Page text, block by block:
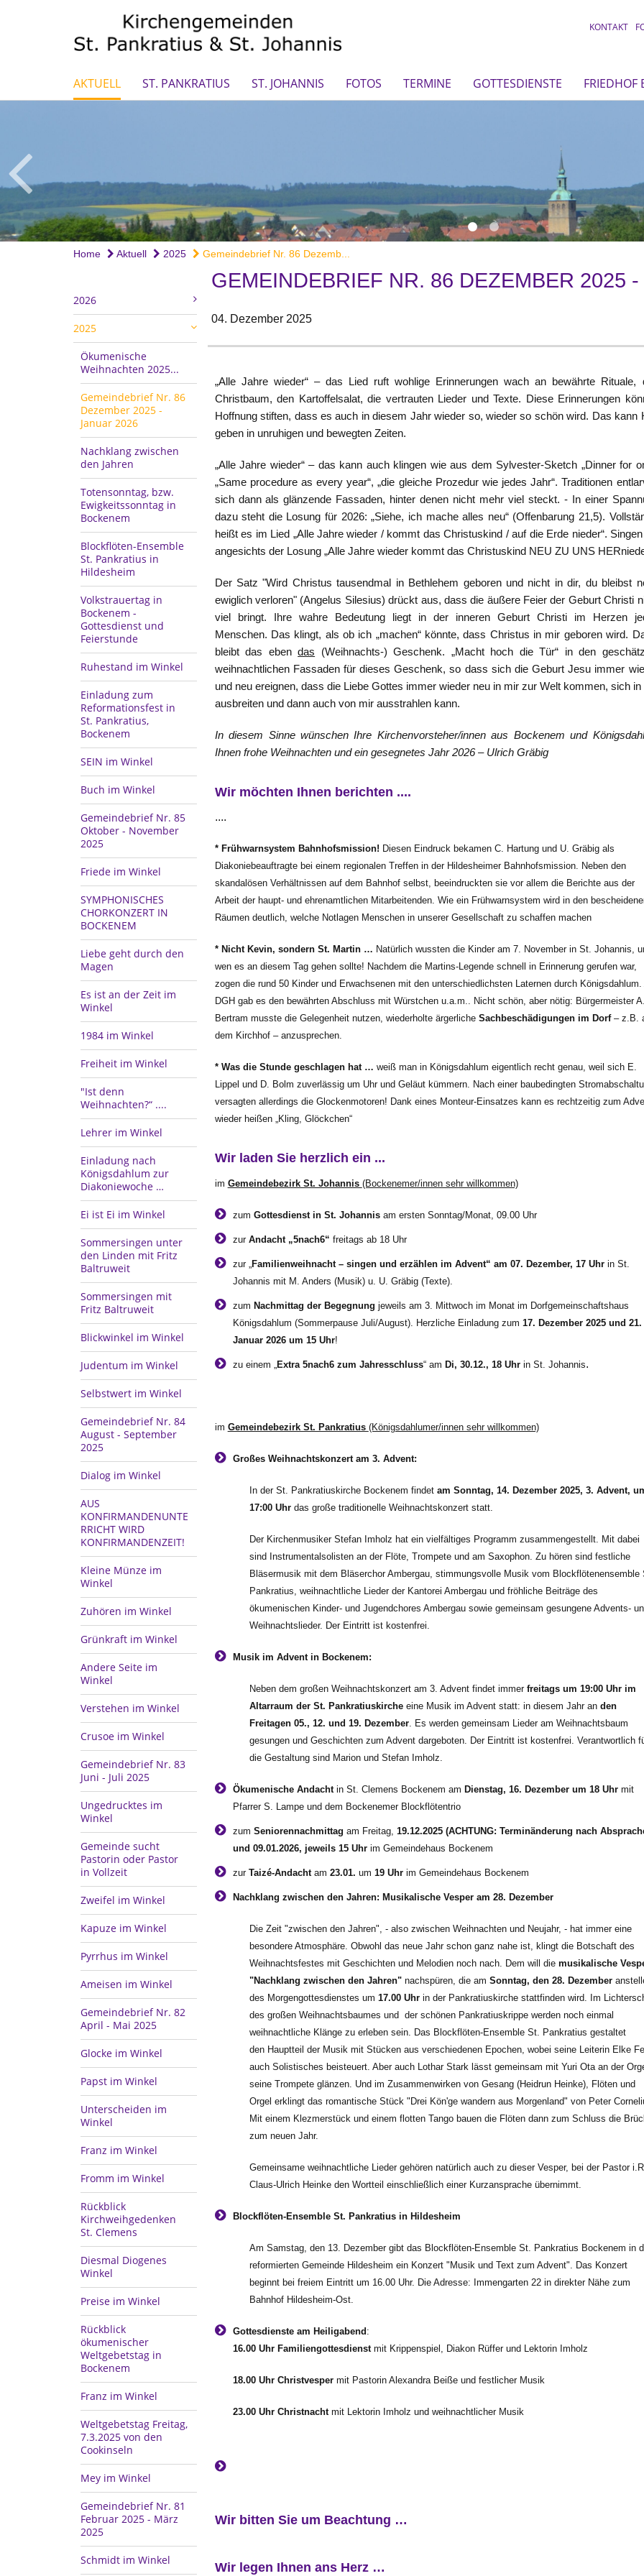
KONTAKT
AKTUELL ST. PANKRATIUS ST. JOHANNIS FOTOS TERMINE GOTTESDIENSTE FRIEDHOF
Home Aktuell 2025 Gemeindebrief Nr. 86 Dezemb...
2026
2025
Ökumenische
Weihnachten 2025...
Gemeindebrief Nr. 86
Dezember 2025 -
Januar 2026
Nachklang zwischen
den Jahren
Totensonntag, bzw.
Ewigkeitssonntag in
Bockenem
Blockflöten-Ensemble
St. Pankratius in
Hildesheim
Volkstrauertag in
Bockenem -
Gottesdienst und
Feierstunde
Ruhestand im Winkel
Einladung zum
Reformationsfest in
St. Pankratius,
Bockenem
SEIN im Winkel
Buch im Winkel
Gemeindebrief Nr. 85
Oktober - November
2025
Friede im Winkel
SYMPHONISCHES
CHORKONZERT IN
BOCKENEM
Liebe geht durch den
Magen
Es ist an der Zeit im
Winkel
1984 im Winkel
Freiheit im Winkel
"Ist denn
Weihnachten?“ ....
Lehrer im Winkel
Einladung nach
Königsdahlum zur
Diakoniewoche …
Ei ist Ei im Winkel
Sommersingen unter
den Linden mit Fritz
Baltruweit
Sommersingen mit
Fritz Baltruweit
Blickwinkel im Winkel
Judentum im Winkel
Selbstwert im Winkel
Gemeindebrief Nr. 84
August - September
2025
Dialog im Winkel
AUS
KONFIRMANDENUNTE
RRICHT WIRD
KONFIRMANDENZEIT!
Kleine Münze im
Winkel
Zuhören im Winkel
Grünkraft im Winkel
Andere Seite im
Winkel
Verstehen im Winkel
Crusoe im Winkel
Gemeindebrief Nr. 83
Juni - Juli 2025
Ungedrucktes im
Winkel
Gemeinde sucht
Pastorin oder Pastor
in Vollzeit
Zweifel im Winkel
Kapuze im Winkel
Pyrrhus im Winkel
Ameisen im Winkel
Gemeindebrief Nr. 82
April - Mai 2025
Glocke im Winkel
Papst im Winkel
Unterscheiden im
Winkel
Franz im Winkel
Fromm im Winkel
Rückblick
Kirchweihgedenken
St. Clemens
Diesmal Diogenes
Winkel
Preise im Winkel
Rückblick
ökumenischer
Weltgebetstag in
Bockenem
Franz im Winkel
Weltgebetstag Freitag,
7.3.2025 von den
Cookinseln
Mey im Winkel
Gemeindebrief Nr. 81
Februar 2025 - März
2025
Schmidt im Winkel
GEMEINDEBRIEF NR. 86 DEZEMBER 2025
04. Dezember 2025
„Alle Jahre wieder“ – das Lied ruft wohlige Erinnerungen wach an bewährte Rituale,
Christbaum, den Kartoffelsalat, die vertrauten Lieder und Texte. Diese Erinnerungen
Hoffnung stiften, dass es auch in diesem Jahr wieder so, wieder so schön wird. Das kann
geben in unruhigen und bewegten Zeiten.
„Alle Jahre wieder“ – das kann auch klingen wie aus dem Sylvester-Sketch „Dinner for
„Same procedure as every year“, „die gleiche Prozedur wie jedes Jahr“. Traditionen
sich dann als glänzende Fassaden, hinter denen nicht mehr viel steckt. - In einer
dazu steht die Losung für 2026: „Siehe, ich mache alles neu“ (Offenbarung 21,5).
heißt es im Lied „Alle Jahre wieder / kommt das Christuskind / auf die Erde nieder“.
angesichts der Losung „Alle Jahre wieder kommt das Christuskind NEU ZU UNS
Der Satz "Wird Christus tausendmal in Bethlehem geboren und nicht in dir, du bleibst
ewiglich verloren" (Angelus Silesius) drückt aus, dass die äußere Feier der Geburt Christi
viel bringt. Ihre wahre Bedeutung liegt in der inneren Geburt Christi im Herzen
Menschen. Das klingt, als ob ich „machen“ könnte, dass Christus in mir geboren wird.
bleibt das ebendas (Weihnachts-) Geschenk. „Macht hoch die Tür“ in den
weihnachtlichen Fassaden für dieses Geschenk, so dass sich die Geburt Jesu immer
und neu ereignen, dass die Liebe Gottes immer wieder neu in mir zur Welt kommen, sich in
ausbreiten und dann auch von mir ausstrahlen kann.
In diesem Sinne wünschen Ihre Kirchenvorsteher/innen aus Bockenem und
Ihnen frohe Weihnachten und ein gesegnetes Jahr 2026 – Ulrich Gräbig
Wir möchten Ihnen berichten ....
....
* Frühwarnsystem Bahnhofsmission! Diesen Eindruck bekamen C. Hartung und U. Gräbig als
Diakoniebeauftragte bei einem regionalen Treffen in der Hildesheimer Bahnhofsmission. Neben den
skandalösen Verhältnissen auf dem Bahnhof selbst, beeindruckten sie vor allem die Berichte aus der
Arbeit der haupt- und ehrenamtlichen Mitarbeitenden. Wie ein Frühwarnsystem wird in den
Räumen deutlich, welche Notlagen Menschen in unserer Gesellschaft zu schaffen machen
* Nicht Kevin, sondern St. Martin … Natürlich wussten die Kinder am 7. November in St. Johannis,
wen es an diesem Tag gehen sollte! Nachdem die Martins-Legende schnell in Erinnerung gerufen war,
zogen die rund 50 Kinder und Erwachsenen mit den unterschiedlichsten Laternen durch Königsdahlum.
DGH gab es den bewährten Abschluss mit Würstchen u.a.m.. Nicht schön, aber nötig: Bürgermeister A.
Bertram musste die Gelegenheit nutzen, wiederholte ärgerlicheSachbeschädigungen im Dorf – z.B.
dem Kirchhof – anzusprechen.
* Was die Stunde geschlagen hat … weiß man in Königsdahlum eigentlich recht genau, weil sich E.
Lippel und D. Bolm zuverlässig um Uhr und Geläut kümmern. Nach einer baubedingten
versagten allerdings die Glockenmotoren! Dank eines Monteur-Einsatzes kann es rechtzeitig zum
wieder heißen „Kling, Glöckchen“
Wir laden Sie herzlich ein ...
im Gemeindebezirk St. Johannis (Bockenemer/innen sehr willkommen)
zum Gottesdienst in St. Johannis am ersten Sonntag/Monat, 09.00 Uhr
zur Andacht „5nach6“ freitags ab 18 Uhr
zur „Familienweihnacht – singen und erzählen im Advent“ am 07. Dezember, 17 Uhrin St.
Johannis mit M. Anders (Musik) u. U. Gräbig (Texte).
zum Nachmittag der Begegnung jeweils am 3. Mittwoch im Monat im Dorfgemeinschaftshaus
Königsdahlum (Sommerpause Juli/August). Herzliche Einladung zum 17. Dezember 2025 und 21.
Januar 2026 um 15 Uhr!
zu einem „Extra 5nach6 zum Jahresschluss“ am Di, 30.12., 18 Uhrin St. Johannis.
im Gemeindebezirk St. Pankratius (Königsdahlumer/innen sehr willkommen)
Großes Weihnachtskonzert am 3. Advent:
In der St. Pankratiuskirche Bockenem findet am Sonntag, 14. Dezember 2025, 3. Advent,
17:00 Uhrdas große traditionelle Weihnachtskonzert statt.
Der Kirchenmusiker Stefan Imholz hat ein vielfältiges Programm zusammengestellt. Mit dabei
sind Instrumentalsolisten an der Flöte, Trompete und am Saxophon. Zu hören sind festliche
Bläsermusik mit dem Bläserchor Ambergau, stimmungsvolle Musik vom Blockflötenensemble
Pankratius, weihnachtliche Lieder der Kantorei Ambergau und fröhliche Beiträge des
ökumenischen Kinder- und Jugendchores Ambergau sowie gemeinsam gesungene Advents-
Weihnachtslieder. Der Eintritt ist kostenfrei.
Musik im Advent in Bockenem:
Neben dem großen Weihnachtskonzert am 3. Advent findet immer freitags um 19:00 Uhr im
Altarraum der St. Pankratiuskircheeine Musik im Advent statt: in diesem Jahr an den
Freitagen 05., 12. und 19. Dezember. Es werden gemeinsam Lieder am Weihnachtsbaum
gesungen und Geschichten zum Advent dargeboten. Der Eintritt ist kostenfrei. Verantwortlich
die Gestaltung sind Marion und Stefan Imholz.
Ökumenische Andachtin St. Clemens Bockenem am Dienstag, 16. Dezember um 18 Uhrmit
Pfarrer S. Lampe und dem Bockenemer Blockflötentrio
zum Seniorennachmittag am Freitag, 19.12.2025 (ACHTUNG: Terminänderung nach
und 09.01.2026, jeweils 15 Uhrim Gemeindehaus Bockenem
zur Taizé-Andachtam 23.01. um 19 Uhrim Gemeindehaus Bockenem
Nachklang zwischen den Jahren: Musikalische Vesper am 28. Dezember
Die Zeit "zwischen den Jahren", - also zwischen Weihnachten und Neujahr, - hat immer eine
besondere Atmosphäre. Obwohl das neue Jahr schon ganz nahe ist, klingt die Botschaft des
Weihnachtsfestes mit Geschichten und Melodien noch nach. Dem will die musikalische
"Nachklang zwischen den Jahren"nachspüren, die am Sonntag, den 28. Dezember
des Morgengottesdienstes um 17.00 Uhrin der Pankratiuskirche stattfinden wird. Im
des großen Weihnachtsbaumes und der schönen Pankratiuskrippe werden noch einmal
weihnachtliche Klänge zu erleben sein. Das Blockflöten-Ensemble St. Pankratius gestaltet
den Hauptteil der Musik mit Stücken aus verschiedenen Epochen, wobei seine Leiterin Elke
auch Solistisches beisteuert. Aber auch Lothar Stark lässt gemeinsam mit Yuri Ota an der
seine Trompete glänzen. Und im Zusammenwirken von Gesang (Heidrun Heinke), Flöten und
Orgel erklingt das romantische Stück "Drei Kön'ge wandern aus Morgenland" von Peter
Mit einem Klezmerstück und einem flotten Tango bauen die Flöten dann zum Schluss die
zum neuen Jahr.
Gemeinsame weihnachtliche Lieder gehören natürlich auch zu dieser Vesper, bei der Pastor
Claus-Ulrich Heinke den Wortteil einschließlich einer Kurzansprache übernimmt.
Blockflöten-Ensemble St. Pankratius in Hildesheim
Am Samstag, den 13. Dezember gibt das Blockflöten-Ensemble St. Pankratius Bockenem in
reformierten Gemeinde Hildesheim ein Konzert "Musik und Text zum Advent". Das Konzert
beginnt bei freiem Eintritt um 16.00 Uhr. Die Adresse: Immengarten 22 in direkter Nähe zum
Bahnhof Hildesheim-Ost.
Gottesdienste am Heiligabend :
16.00 Uhr Familiengottesdienstmit Krippenspiel, Diakon Rüffer und Lektorin Imholz
18.00 Uhr Christvespermit Pastorin Alexandra Beiße und festlicher Musik
23.00 Uhr Christnachtmit Lektorin Imholz und weihnachtlicher Musik
Wir bitten Sie um Beachtung …
Wir legen Ihnen ans Herz …